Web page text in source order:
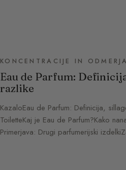
KONCENTRACIJE IN
Eau de Parfum:
razlike
KazaloEau de Parfum: Definicija,
ToiletteKaj je Eau de Parfum?Kako
Primerjava: Drugi parfumerijski